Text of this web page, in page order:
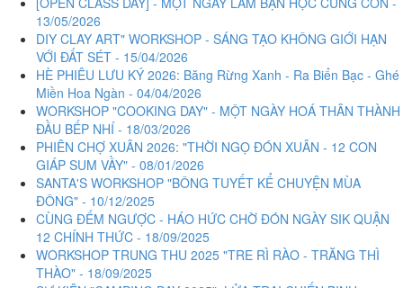
13/05/2026
DIY CLAY ART" WORKSHOP - SÁNG TẠO KHÔNG GIỚI HẠN
VỚI ĐẤT SÉT - 15/04/2026
HÈ PHIÊU LƯU KÝ 2026: Băng Rừng Xanh - Ra Biển Bạc - Ghé
Miền Hoa Ngàn - 04/04/2026
WORKSHOP "COOKING DAY" - MỘT NGÀY HOÁ THÂN THÀNH
ĐẦU BẾP NHÍ - 18/03/2026
PHIÊN CHỢ XUÂN 2026: "THỜI NGỌ ĐÓN XUÂN - 12 CON
GIÁP SUM VẦY" - 08/01/2026
SANTA'S WORKSHOP "BÔNG TUYẾT KỂ CHUYỆN MÙA
ĐÔNG" - 10/12/2025
CÙNG ĐẾM NGƯỢC - HÁO HỨC CHỜ ĐÓN NGÀY SIK QUẬN
12 CHÍNH THỨC - 18/09/2025
WORKSHOP TRUNG THU 2025 "TRE RÌ RÀO - TRĂNG THÌ
THÀO" - 18/09/2025